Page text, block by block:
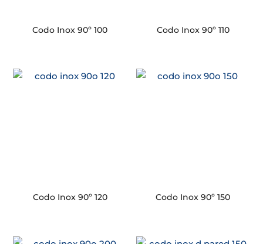
Codo Inox 90º 100 Codo Inox 90º 110
Codo Inox 90º 120 Codo Inox 90º 150